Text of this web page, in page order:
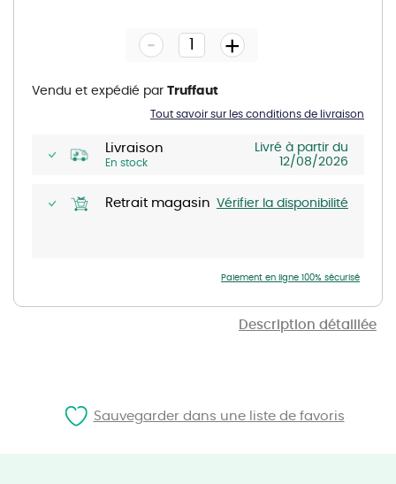
Description détaillée
gallery
Livraison
En stock
Livré à partir du
12/08/2026
Retrait magasin Vérifier la disponibilité
- +
Tout savoir sur les conditions de livraison
Vendu et expédié par Truffaut
Paiement en ligne 100% sécurisé
Sauvegarder dans une liste de favoris